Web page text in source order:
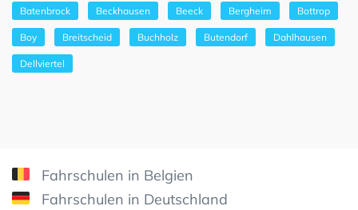
Batenbrock Beckhausen Beeck Bergheim Bottrop
Boy Breitscheid Buchholz Butendorf Dahlhausen
Dellviertel
Fahrschulen in Belgien
Fahrschulen in Deutschland